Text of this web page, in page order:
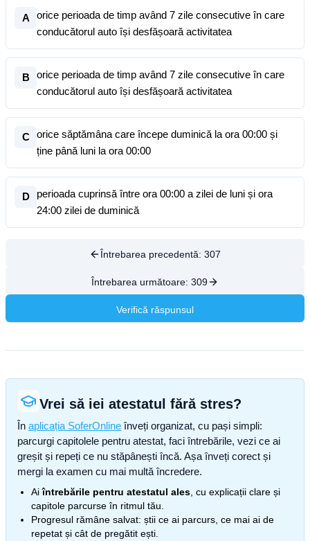
A
orice perioada de timp având 7 zile consecutive în care
conducătorul auto își desfășoară activitatea
B
orice perioada de timp având 7 zile consecutive în care
conducătorul auto își desfășoară activitatea
C
orice săptămâna care începe duminică la ora 00:00 și
ține până luni la ora 00:00
D
perioada cuprinsă între ora 00:00 a zilei de luni și ora
24:00 zilei de duminică
Întrebarea precedentă: 307
Întrebarea următoare: 309
Verifică răspunsul
Vrei să iei atestatul fără stres?
În aplicația SoferOnline înveți organizat, cu pași simpli:
parcurgi capitolele pentru atestat, faci întrebările, vezi ce ai
greșit și repeți ce nu stăpânești încă. Așa înveți corect și
mergi la examen cu mai multă încredere.
Aiîntrebările pentru atestatul ales , cu explicații clare și
capitole parcurse în ritmul tău.
Progresul rămâne salvat: știi ce ai parcurs, ce mai ai de
repetat și cât de pregătit ești.